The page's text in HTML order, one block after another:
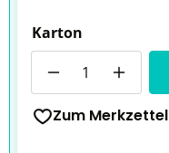
Karton
Zum